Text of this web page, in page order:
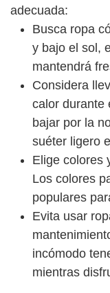
adecuada:
Busca ropa
y bajo el sol,
mantendrá
Considera
calor durante
bajar por la
suéter ligero
Elige colores
Los colores
populares
Evita usar
incómodo
mientras